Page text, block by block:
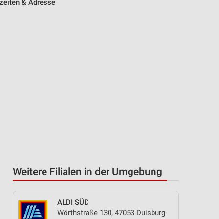
& Adresse
Weitere Filialen in der Umgebung
ALDI SÜD
Wörthstraße 130, 47053 Duisburg-